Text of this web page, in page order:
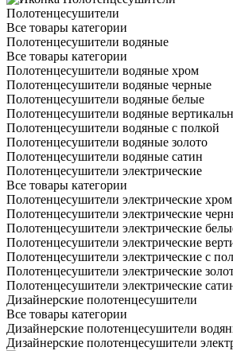
Полотенцесушители
Все товары категории
Полотенцесушители водяные
Все товары категории
Полотенцесушители водяные хром
Полотенцесушители водяные черные
Полотенцесушители водяные белые
Полотенцесушители водяные
Полотенцесушители водяные с полкой
Полотенцесушители водяные золото
Полотенцесушители водяные сатин
Полотенцесушители электрические
Все товары категории
Полотенцесушители электрические хром
Полотенцесушители электрические
Полотенцесушители электрические
Полотенцесушители электрические
Полотенцесушители электрические с
Полотенцесушители электрические
Полотенцесушители электрические
Дизайнерские полотенцесушители
Все товары категории
Дизайнерские полотенцесушители
Дизайнерские полотенцесушители